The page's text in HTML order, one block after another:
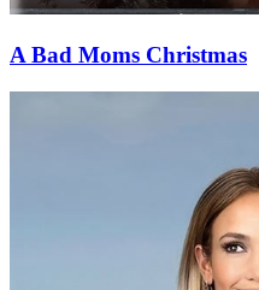
A Bad Moms Christmas